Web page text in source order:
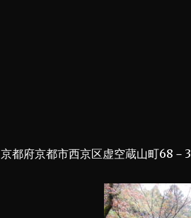
京都府京都市西京区虚空蔵山町68－3